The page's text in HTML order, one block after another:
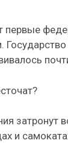
первые
затронут
и